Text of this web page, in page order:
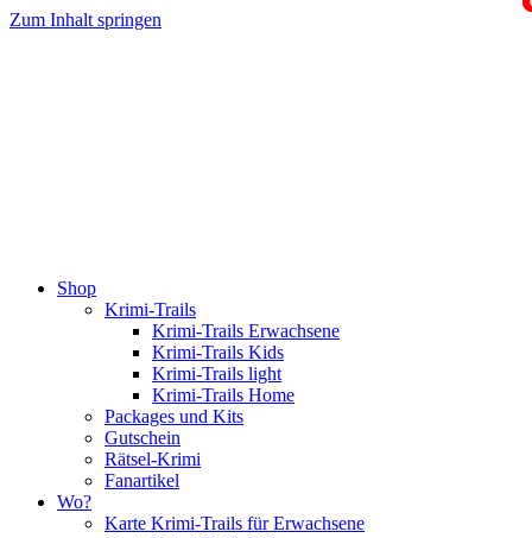
Zum Inhalt springen
Shop
Krimi-Trails
Krimi-Trails Erwachsene
Krimi-Trails Kids
Krimi-Trails light
Krimi-Trails Home
Packages und Kits
Gutschein
Rätsel-Krimi
Fanartikel
Wo?
Karte Krimi-Trails für Erwachsene